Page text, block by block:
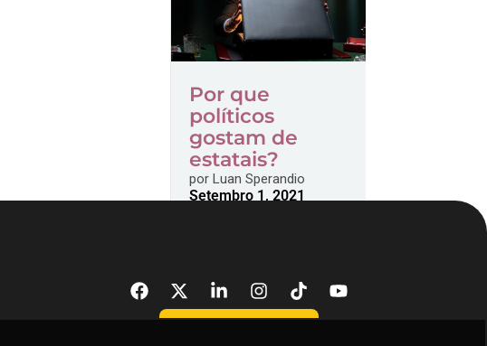
Por que
políticos
gostam de
estatais?
porLuan Sperandio
Setembro 1, 2021